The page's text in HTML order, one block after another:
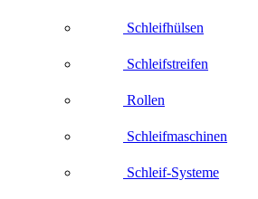
Schleifhülsen
Schleifstreifen
Rollen
Schleifmaschinen
Schleif-Systeme